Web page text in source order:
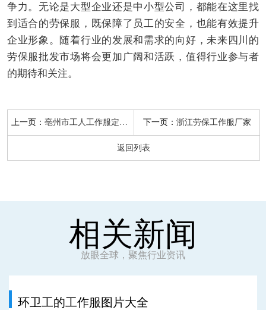
争力。无论是大型企业还是中小型公司，都能在这里找
到适合的劳保服，既保障了员工的安全，也能有效提升
企业形象。随着行业的发展和需求的向好，未来四川的
劳保服批发市场将会更加广阔和活跃，值得行业参与者
的期待和关注。
上一页：亳州市工人工作服定制厂家 下一页： 浙江劳保工作服厂家
返回列表
相关新闻
放眼全球，聚焦行业资讯
环卫工的工作服图片大全